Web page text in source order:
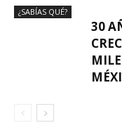
¿SABÍAS QUÉ?
30